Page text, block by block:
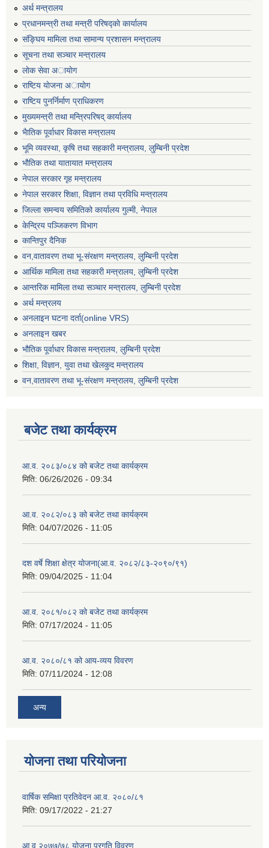
अर्थ मन्त्रालय
प्रधानमन्त्री तथा मन्त्री परिषद्काे कार्यालय
संङ्घिय मामिला तथा सामान्य प्रशासन मन्त्रालय
सूचना तथा सञ्चार मन्त्रालय
लाेक सेवा अायाेग
राष्टिय याेजना अायाेग
राष्टिय पुनर्निर्माण प्राधिकरण
मुख्यमन्त्री तथा मन्त्रिपरिषद् कार्यालय
भैातिक पूर्वाधार विकास मन्त्रालय
भूमि व्यवस्था, कृषि तथा सहकारी मन्त्रालय, लु्म्बिनी प्रदेश
भाैतिक तथा यातायात मन्त्रालय
नेपाल सरकार गृह मन्त्रालय
नेपाल सरकार शिक्षा, विज्ञान तथा प्रविधि मन्त्रालय
जिल्ला समन्वय समितिको कार्यालय गुल्मी, नेपाल
केन्द्रिय पञ्जिकरण विभाग
कान्तिपुर दैनिक
वन,वातावरण तथा भू-संरक्षण मन्त्रालय, लुम्बिनी प्रदेश
आर्थिक मामिला तथा सहकारी मन्त्रालय, लुम्बिनी प्रदेश
आन्तरिक मामिला तथा सञ्चार मन्त्रालय, लुम्बिनी प्रदेश
अर्थ मन्त्रलय
अनलाइन घटना दर्ता(online VRS)
अनलाइन खबर
भौतिक पूर्वाधार विकास मन्त्रालय, लुम्बिनी प्रदेश
शिक्षा, विज्ञान, युवा तथा खेलकुद मन्‍‍त्रालय
वन,वातावरण तथा भू-संरक्षण मन्त्रालय, लुम्बिनी प्रदेश
बजेट तथा कार्यक्रम
आ.व. २०८३/०८४ को बजेट तथा कार्यक्रम
मिति: 06/26/2026 - 09:34
आ.व. २०८२/०८३ को बजेट तथा कार्यक्रम
मिति: 04/07/2026 - 11:05
दश वर्षे शिक्षा क्षेत्र योजना(आ.व. २०८२/८३-२०९०/९१)
मिति: 09/04/2025 - 11:04
आ.व. २०८१/०८२ को बजेट तथा कार्यक्रम
मिति: 07/17/2024 - 11:05
आ.व. २०८०/८१ को आय-व्यय विवरण
मिति: 07/11/2024 - 12:08
अन्य
योजना तथा परियोजना
वार्षिक समिक्षा प्रतिवेदन आ.व. २०८०/८१
मिति: 09/17/2022 - 21:27
आ.व् २०७७/७८ योजना प्रगति विवरण